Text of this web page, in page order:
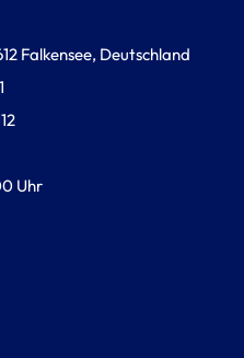
Falkensee, Deutschland
Uhr